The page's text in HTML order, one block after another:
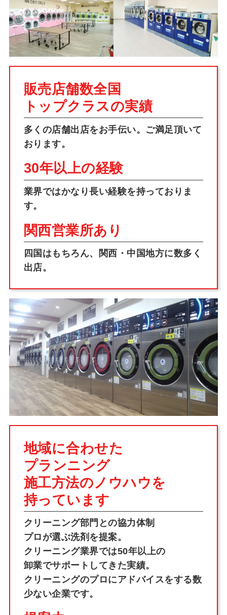
販売店舗数全国
トップクラスの実績
多くの店舗出店をお手伝い。ご満足頂いて
おります。
30年以上の経験
業界ではかなり長い経験を持っておりま
す。
関西営業所あり
四国はもちろん、関西・中国地方に数多く
出店。
地域に合わせた
プランニング
施工方法のノウハウを
持っています
クリーニング部門との協力体制
プロが選ぶ洗剤を提案。
クリーニング業界では50年以上の
卸業でサポートしてきた実績。
クリーニングのプロにアドバイスをする数
少ない企業です。